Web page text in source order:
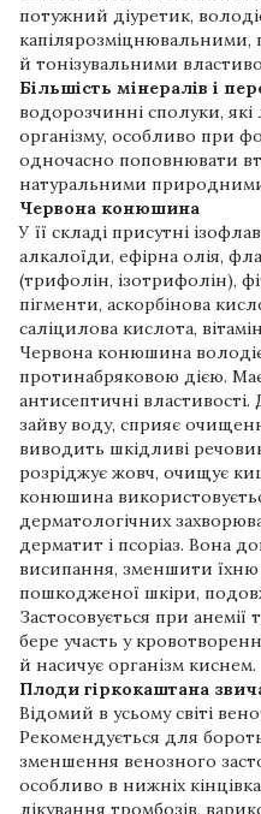
потужний діуретик,
капілярозміцнювальними,
й тонізувальними
Більшість мінералів і
водорозчинні сполуки,
організму, особливо при
одночасно поповнювати
натуральними природними
Червона конюшина
У її складі присутні
алкалоїди, ефірна олія,
(трифолін, ізотрифолін),
пігменти, аскорбінова
саліцилова кислота,
Червона конюшина
протинабряковою дією.
антисептичні
зайву воду, сприяє
виводить шкідливі
розріджує жовч, очищує
конюшина
дерматологічних
дерматит і псоріаз. Вона
висипання, зменшити їхню
пошкодженої шкіри,
Застосовується при
бере участь у
й насичує організм киснем.
Плоди гіркокаштана
Відомий в усьому світі
Рекомендується для
зменшення венозного
особливо в нижніх
лікування тромбозів,